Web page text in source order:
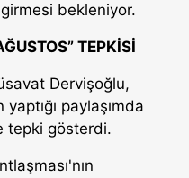
bekleniyor.
TEPKİSİ
Dervişoğlu,
paylaşımda
tepki gösterdi.